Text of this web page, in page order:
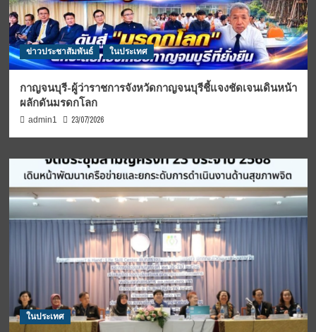
ข่าวประชาสัมพันธ์ ในประเทศ
กาญจนบุรี-ผู้ว่าราชการจังหวัดกาญจนบุรีชี้แจงชัดเจนเดินหน้า
ผลักดันมรดกโลก
admin1 23/07/2026
ในประเทศ